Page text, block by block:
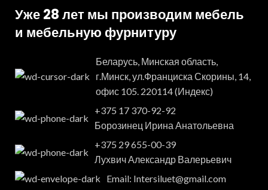
Уже 28 лет мы производим мебель
и мебельную фурнитуру
Беларусь, Минская область,
г.Минск, ул.Франциска Скорины, 14,
офис 105. 220114 (Индекс)
+375 17 370-92-92
Борозинец Ирина Анатольевна
+375 29 655-00-39
Лухвич Александр Валерьевич
Email: Intersiluet@gmail.com